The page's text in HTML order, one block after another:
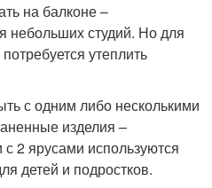
на балконе –
небольших студий. Но для
утеплить
с одним либо несколькими
изделия –
2 ярусами используются
детей и подростков.